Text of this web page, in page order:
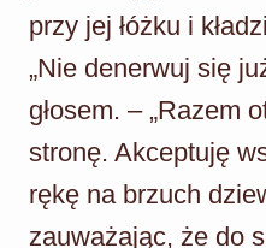
przy jej łóżku i
„Nie denerwuj się
głosem. – „Razem
stronę. Akceptuję
rękę na brzuch
zauważając, że do